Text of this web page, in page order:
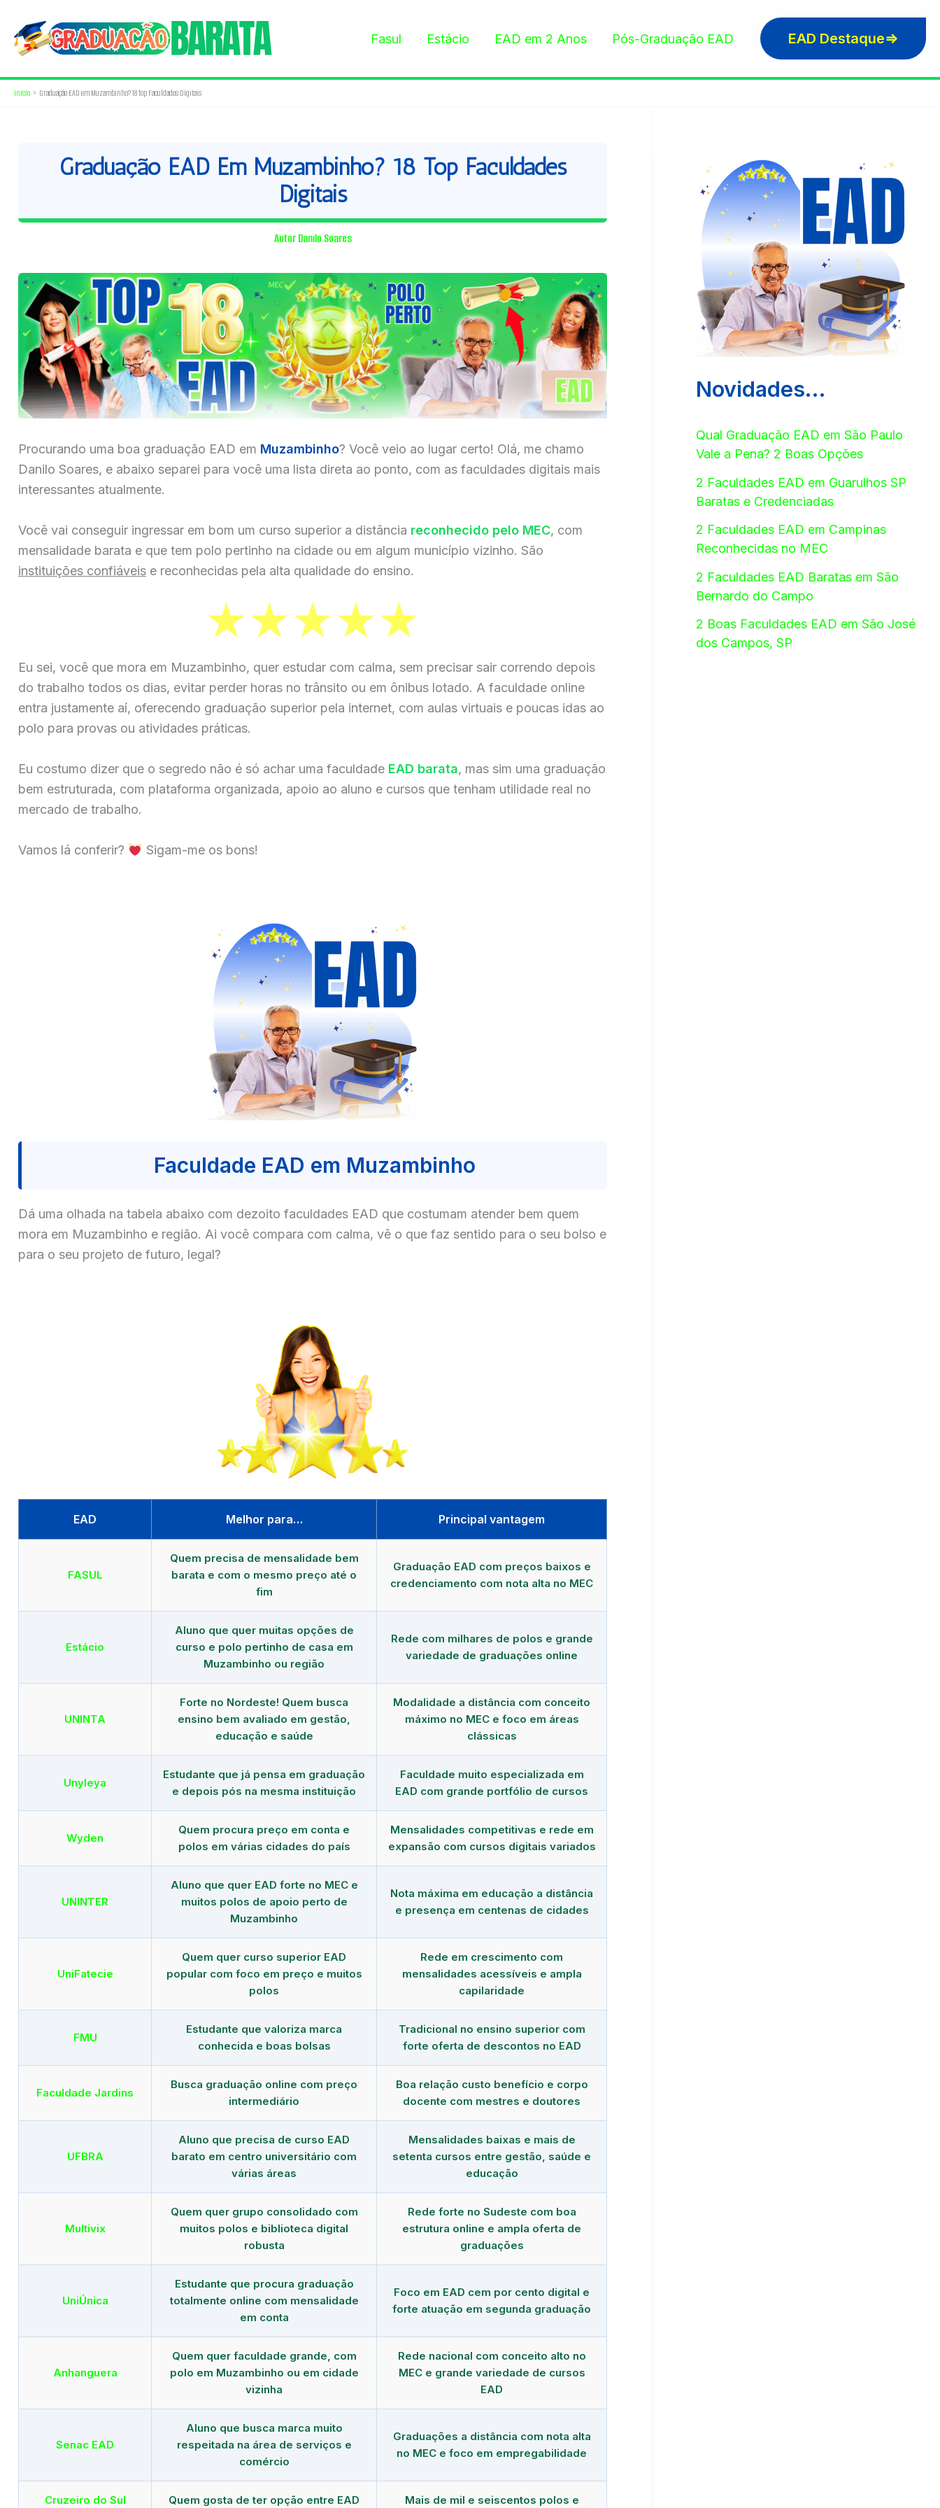
para
Fasul Estácio EAD em 2 Anos Pós-Graduação EAD EAD Destaque⇒
Início Graduação EAD em Muzambinho? 18 Top Faculdades Digitais
Graduação EAD Em Muzambinho? 18 Top Faculdades
Digitais
Autor Danilo Soares
Procurando uma boa graduação EAD em Muzambinho? Você veio ao lugar certo! Olá, me chamo
Danilo Soares, e abaixo separei para você uma lista direta ao ponto, com as faculdades digitais mais
interessantes atualmente.
Você vai conseguir ingressar em bom um curso superior a distância reconhecido pelo MEC, com
mensalidade barata e que tem polo pertinho na cidade ou em algum município vizinho. São
instituições confiáveis e reconhecidas pela alta qualidade do ensino.
Eu sei, você que mora em Muzambinho, quer estudar com calma, sem precisar sair correndo depois
do trabalho todos os dias, evitar perder horas no trânsito ou em ônibus lotado. A faculdade online
entra justamente aí, oferecendo graduação superior pela internet, com aulas virtuais e poucas idas ao
polo para provas ou atividades práticas.
Eu costumo dizer que o segredo não é só achar uma faculdade EAD barata, mas sim uma graduação
bem estruturada, com plataforma organizada, apoio ao aluno e cursos que tenham utilidade real no
mercado de trabalho.
Vamos lá conferir? Sigam-me os bons!
Faculdade EAD em Muzambinho
Dá uma olhada na tabela abaixo com dezoito faculdades EAD que costumam atender bem quem
mora em Muzambinho e região. Ai você compara com calma, vê o que faz sentido para o seu bolso e
para o seu projeto de futuro, legal?
EAD Melhor para… Principal vantagem
FASUL
Quem precisa de mensalidade bem
barata e com o mesmo preço até o
fim
Graduação EAD com preços baixos e
credenciamento com nota alta no MEC
Estácio
Aluno que quer muitas opções de
curso e polo pertinho de casa em
Muzambinho ou região
Rede com milhares de polos e grande
variedade de graduações online
UNINTA
Forte no Nordeste! Quem busca
ensino bem avaliado em gestão,
educação e saúde
Modalidade a distância com conceito
máximo no MEC e foco em áreas
clássicas
Unyleya
Estudante que já pensa em graduação
e depois pós na mesma instituição
Faculdade muito especializada em
EAD com grande portfólio de cursos
Wyden
Quem procura preço em conta e
polos em várias cidades do país
Mensalidades competitivas e rede em
expansão com cursos digitais variados
UNINTER
Aluno que quer EAD forte no MEC e
muitos polos de apoio perto de
Muzambinho
Nota máxima em educação a distância
e presença em centenas de cidades
UniFatecie
Quem quer curso superior EAD
popular com foco em preço e muitos
polos
Rede em crescimento com
mensalidades acessíveis e ampla
capilaridade
FMU
Estudante que valoriza marca
conhecida e boas bolsas
Tradicional no ensino superior com
forte oferta de descontos no EAD
Faculdade Jardins
Busca graduação online com preço
intermediário
Boa relação custo benefício e corpo
docente com mestres e doutores
UFBRA
Aluno que precisa de curso EAD
barato em centro universitário com
várias áreas
Mensalidades baixas e mais de
setenta cursos entre gestão, saúde e
educação
Multivix
Quem quer grupo consolidado com
muitos polos e biblioteca digital
robusta
Rede forte no Sudeste com boa
estrutura online e ampla oferta de
graduações
UniÚnica
Estudante que procura graduação
totalmente online com mensalidade
em conta
Foco em EAD cem por cento digital e
forte atuação em segunda graduação
Anhanguera
Quem quer faculdade grande, com
polo em Muzambinho ou em cidade
vizinha
Rede nacional com conceito alto no
MEC e grande variedade de cursos
EAD
Senac EAD
Aluno que busca marca muito
respeitada na área de serviços e
comércio
Graduações a distância com nota alta
no MEC e foco em empregabilidade
Cruzeiro do Sul Quem gosta de ter opção entre EAD Mais de mil e seiscentos polos e
Novidades…
Qual Graduação EAD em São Paulo
Vale a Pena? 2 Boas Opções
2 Faculdades EAD em Guarulhos SP
Baratas e Credenciadas
2 Faculdades EAD em Campinas
Reconhecidas no MEC
2 Faculdades EAD Baratas em São
Bernardo do Campo
2 Boas Faculdades EAD em São José
dos Campos, SP